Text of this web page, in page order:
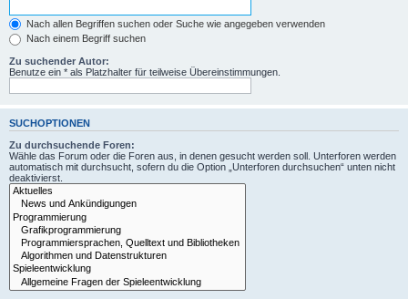
Nach allen Begriffen suchen oder Suche wie angegeben verwenden
Nach einem Begriff suchen
Zu suchender Autor:
Benutze ein * als Platzhalter für teilweise Übereinstimmungen.
SUCHOPTIONEN
Zu durchsuchende Foren:
Wähle das Forum oder die Foren aus, in denen gesucht werden soll. Unterforen werden
automatisch mit durchsucht, sofern du die Option „Unterforen durchsuchen“ unten nicht
deaktivierst.